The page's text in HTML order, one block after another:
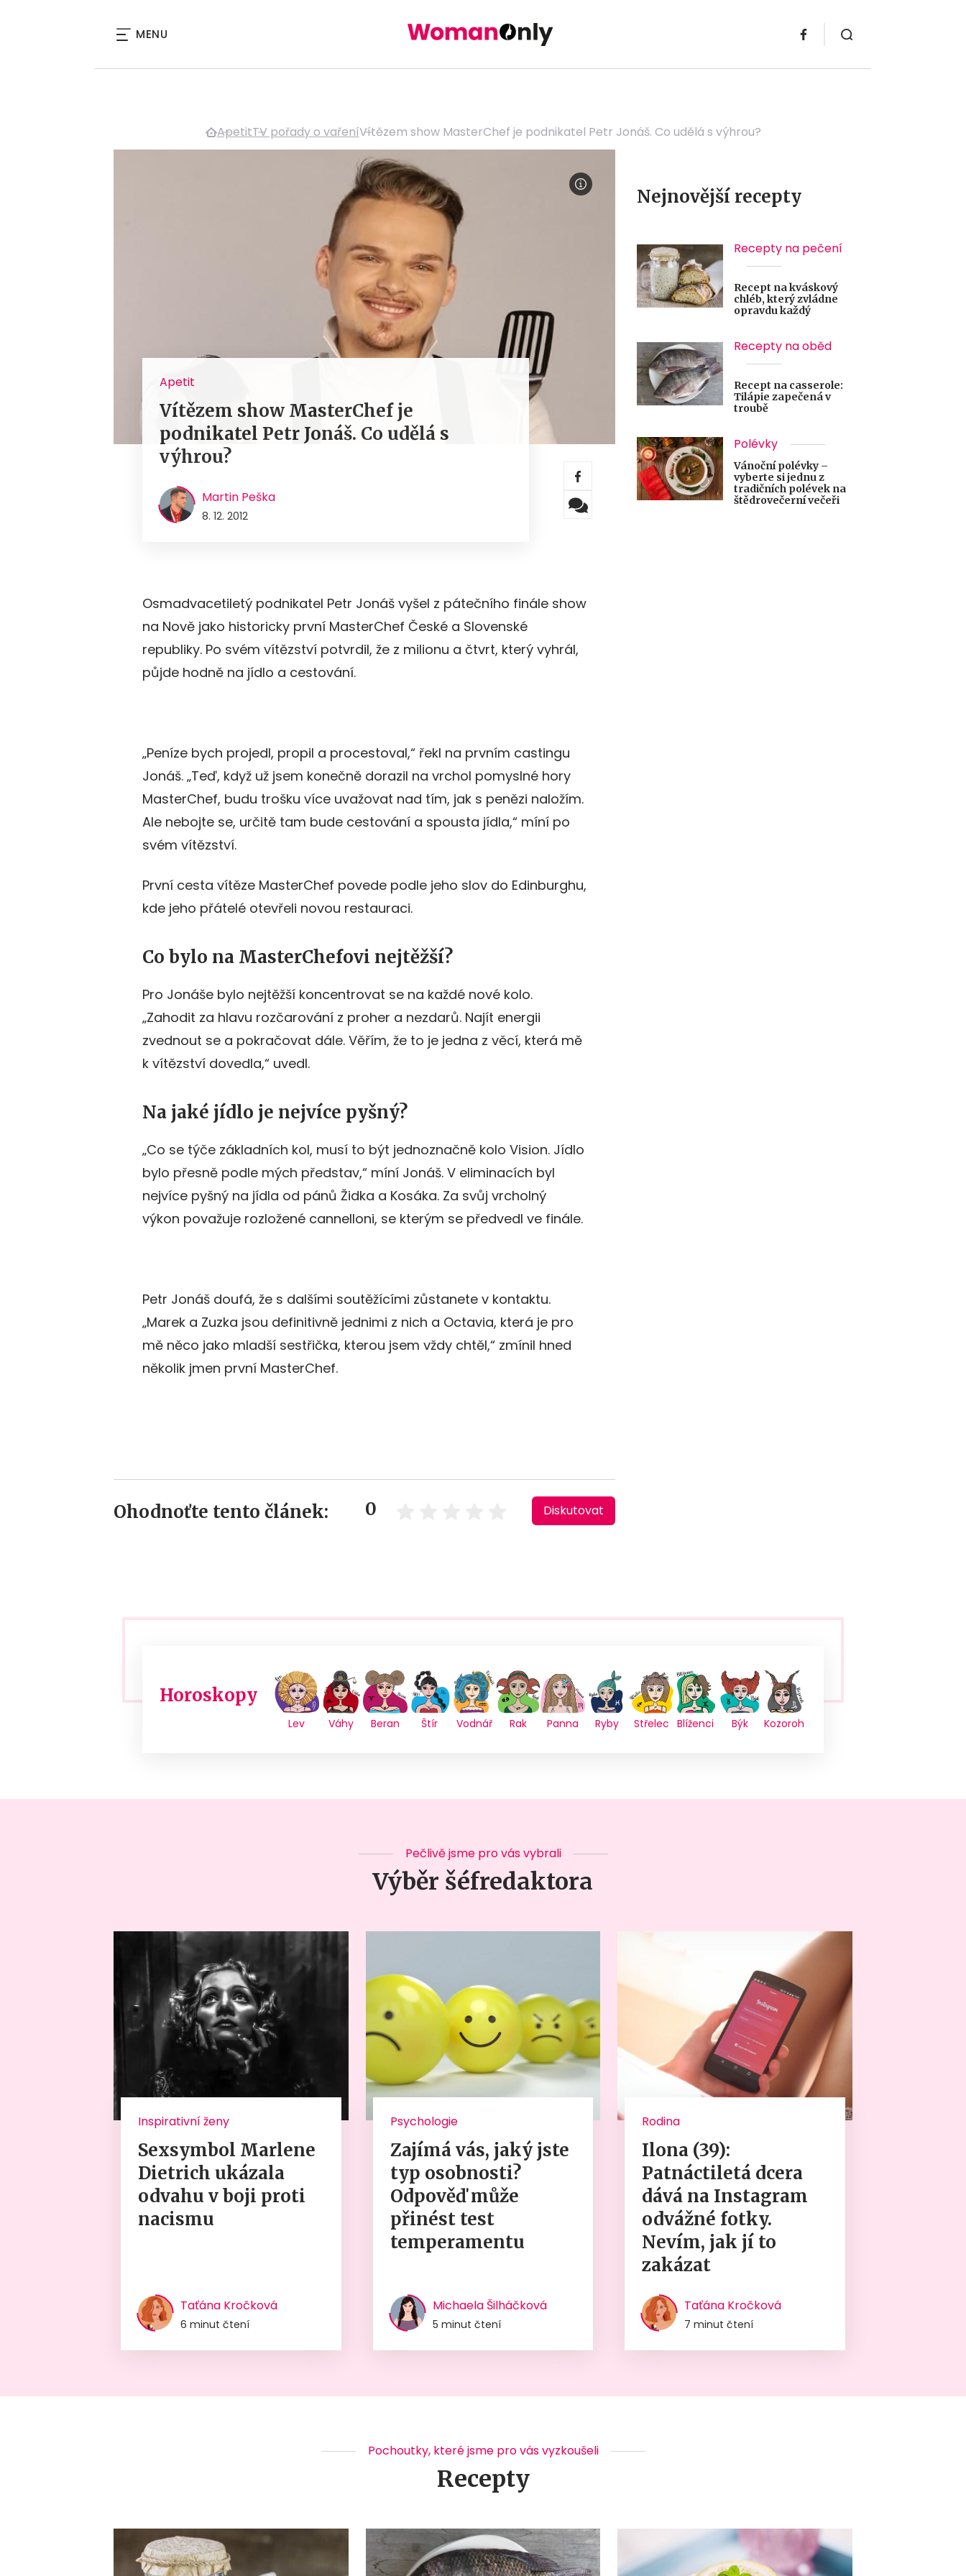
MENU
ApetitTV pořady o vařeníVítězem show MasterChef je podnikatel Petr Jonáš. Co udělá s výhrou?
Apetit
Vítězem show MasterChef je
podnikatel Petr Jonáš. Co udělá s
výhrou?
Martin Peška
8. 12. 2012
Osmadvacetiletý podnikatel Petr Jonáš vyšel z pátečního finále show
na Nově jako historicky první MasterChef České a Slovenské
republiky. Po svém vítězství potvrdil, že z milionu a čtvrt, který vyhrál,
půjde hodně na jídlo a cestování.
„Peníze bych projedl, propil a procestoval,“ řekl na prvním castingu
Jonáš. „Teď, když už jsem konečně dorazil na vrchol pomyslné hory
MasterChef, budu trošku více uvažovat nad tím, jak s penězi naložím.
Ale nebojte se, určitě tam bude cestování a spousta jídla,“ míní po
svém vítězství.
První cesta vítěze MasterChef povede podle jeho slov do Edinburghu,
kde jeho přátelé otevřeli novou restauraci.
Co bylo na MasterChefovi nejtěžší?
Pro Jonáše bylo nejtěžší koncentrovat se na každé nové kolo.
„Zahodit za hlavu rozčarování z proher a nezdarů. Najít energii
zvednout se a pokračovat dále. Věřím, že to je jedna z věcí, která mě
k vítězství dovedla,“ uvedl.
Na jaké jídlo je nejvíce pyšný?
„Co se týče základních kol, musí to být jednoznačně kolo Vision. Jídlo
bylo přesně podle mých představ,“ míní Jonáš. V eliminacích byl
nejvíce pyšný na jídla od pánů Židka a Kosáka. Za svůj vrcholný
výkon považuje rozložené cannelloni, se kterým se předvedl ve finále.
Petr Jonáš doufá, že s dalšími soutěžícími zůstanete v kontaktu.
„Marek a Zuzka jsou definitivně jednimi z nich a Octavia, která je pro
mě něco jako mladší sestřička, kterou jsem vždy chtěl,“ zmínil hned
několik jmen první MasterChef.
Ohodnoťte tento článek: 0 Diskutovat
Nejnovější recepty
Recepty na pečení
Recept na kváskový
chléb, který zvládne
opravdu každý
Recepty na oběd
Recept na casserole:
Tilápie zapečená v
troubě
Polévky
Vánoční polévky –
vyberte si jednu z
tradičních polévek na
štědrovečerní večeři
Horoskopy
Lev Váhy Beran Štír Vodnář Rak Panna Ryby Střelec Blíženci Býk Kozoroh
Pečlivě jsme pro vás vybrali
Výběr šéfredaktora
Inspirativní ženy
Sexsymbol Marlene
Dietrich ukázala
odvahu v boji proti
nacismu
Taťána Kročková
6 minut čtení
Psychologie
Zajímá vás, jaký jste
typ osobnosti?
Odpověď může
přinést test
temperamentu
Michaela Šilháčková
5 minut čtení
Rodina
Ilona (39):
Patnáctiletá dcera
dává na Instagram
odvážné fotky.
Nevím, jak jí to
zakázat
Taťána Kročková
7 minut čtení
Pochoutky, které jsme pro vás vyzkoušeli
Recepty